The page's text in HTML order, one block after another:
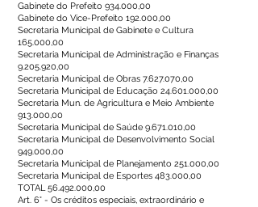
Gabinete do Prefeito 934.000,00
Gabinete do Vice-Prefeito 192.000,00
Secretaria Municipal de Gabinete e Cultura
165.000,00
Secretaria Municipal de Administração e Finanças
9.205.920,00
Secretaria Municipal de Obras 7.627.070,00
Secretaria Municipal de Educação 24.601.000,00
Secretaria Mun. de Agricultura e Meio Ambiente
913.000,00
Secretaria Municipal de Saúde 9.671.010,00
Secretaria Municipal de Desenvolvimento Social
949.000,00
Secretaria Municipal de Planejamento 251.000,00
Secretaria Municipal de Esportes 483.000,00
TOTAL56.492.000,00
Art. 6° - Os créditos especiais, extraordinário e